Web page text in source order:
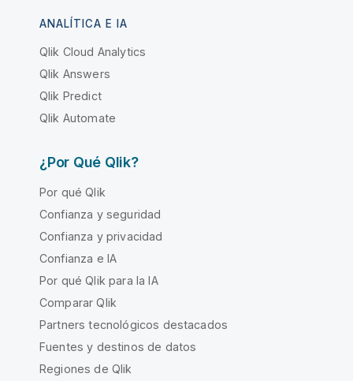
ANALÍTICA E IA
Qlik Cloud Analytics
Qlik Answers
Qlik Predict
Qlik Automate
¿Por Qué Qlik?
Por qué Qlik
Confianza y seguridad
Confianza y privacidad
Confianza e IA
Por qué Qlik para la IA
Comparar Qlik
Partners tecnológicos destacados
Fuentes y destinos de datos
Regiones de Qlik